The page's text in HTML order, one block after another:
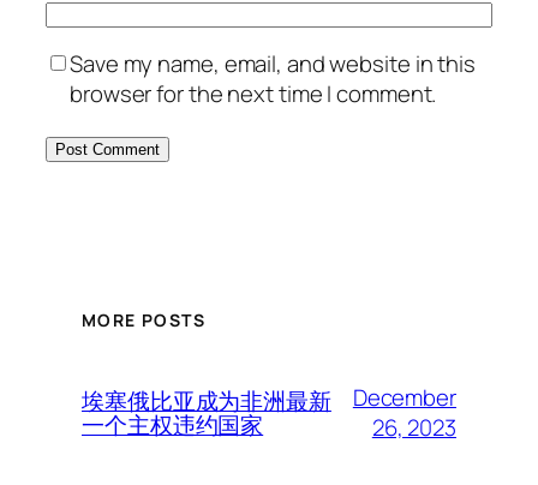
Save my name, email, and website in this
browser for the next time I comment.
MORE POSTS
埃塞俄比亚成为非洲最新
一个主权违约国家
December
26, 2023